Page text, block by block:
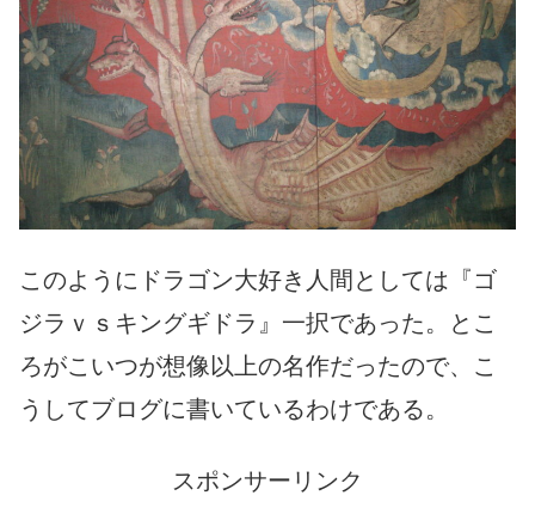
このようにドラゴン大好き人間としては『ゴ
ジラｖｓキングギドラ』一択であった。とこ
ろがこいつが想像以上の名作だったので、こ
うしてブログに書いているわけである。
スポンサーリンク